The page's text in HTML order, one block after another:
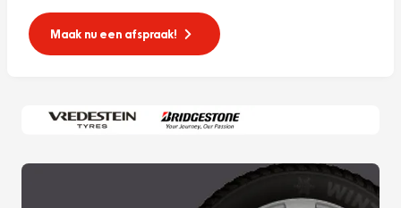
Maak nu een afspraak!